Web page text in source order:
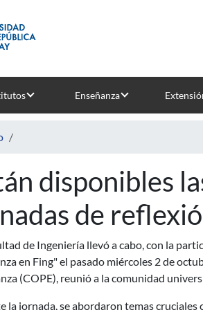
Enseñanza
disponibles
de
de Ingeniería llevó a cabo, con la
en Fing" el pasado miércoles 2 de
(COPE), reunió a la comunidad
la jornada, se abordaron temas cruciales